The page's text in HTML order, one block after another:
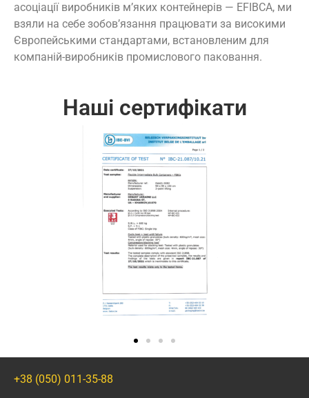
асоціації виробників м’яких контейнерів — EFIBCA, ми
взяли на себе зобов’язання працювати за високими
Європейськими стандартами, встановленим для
компаній-виробників промислового паковання.
Наші сертифікати
+38 (050) 011-35-88